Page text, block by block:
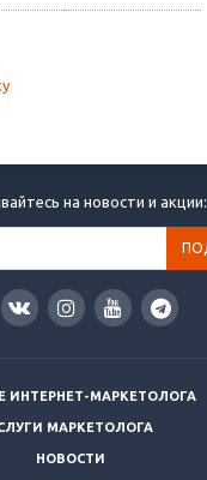
на новости и акции:
ИНТЕРНЕТ-МАРКЕТОЛОГА
МАРКЕТОЛОГА
НОВОСТИ